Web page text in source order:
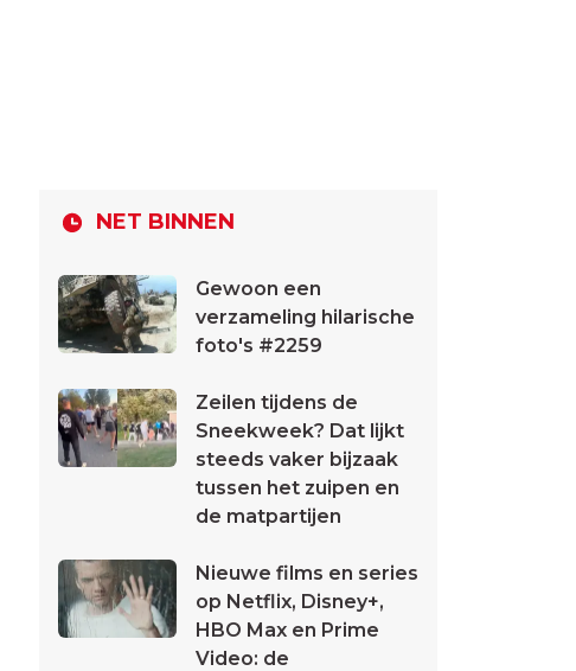
NET BINNEN
Gewoon een
verzameling hilarische
foto's #2259
Zeilen tijdens de
Sneekweek? Dat lijkt
steeds vaker bijzaak
tussen het zuipen en
de matpartijen
Nieuwe films en series
op Netflix, Disney+,
HBO Max en Prime
Video: de